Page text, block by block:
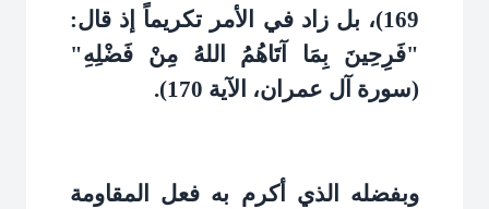
169)، بل زاد في الأمر تكريماً إذ قال:
"فَرِحِينَ بِمَا آتَاهُمُ اللهُ مِنْ فَضْلِهِ"
(سورة آل عمران، الآية 170)
.
وبفضله الذي أكرم به فعل المقاومة